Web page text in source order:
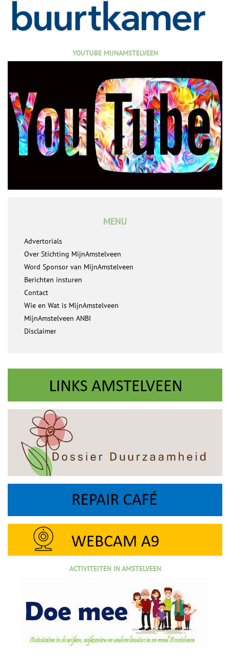
YOUTUBE MIJNAMSTELVEEN
MENU
Advertorials
Over Stichting MijnAmstelveen
Word Sponsor van MijnAmstelveen
Berichten insturen
Contact
Wie en Wat is MijnAmstelveen
MijnAmstelveen ANBI
Disclaimer
ACTIVITEITEN IN AMSTELVEEN